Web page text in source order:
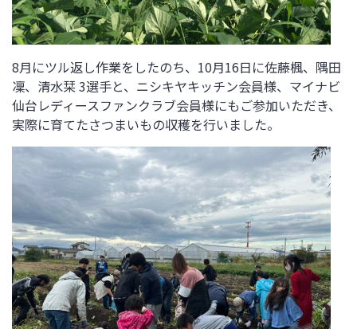
8月にツル返し作業をしたのち、 10月16日に佐藤楓、隅田
凜、清水栞3選手と、ニシキヤキッチン会員様、マイナビ
仙台レディースファンクラブ会員様にもご参加いただき、
実際に育てたさつまいもの収穫を行いました。